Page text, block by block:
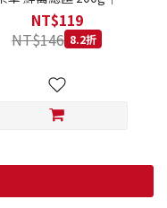
200克 主食罐
穀罐 無膠罐 主食貓罐 德
罐
NT$119
NT$146 8.2折